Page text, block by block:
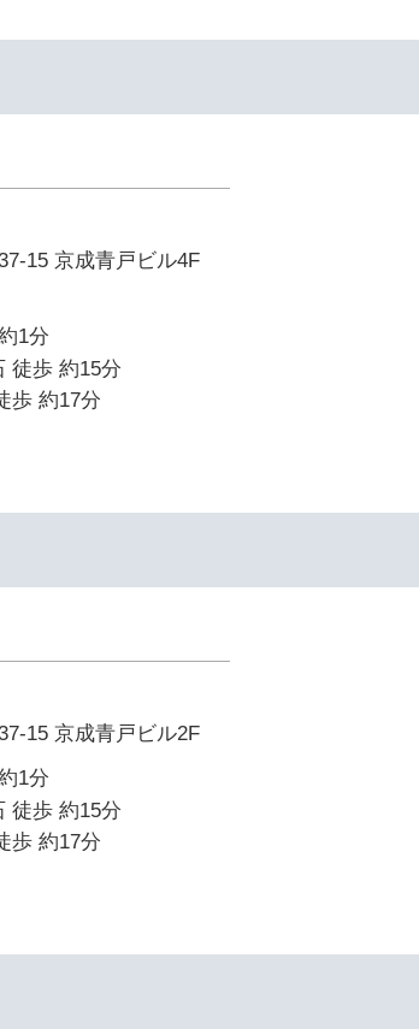
15 京成青戸ビル4F
1分
徒歩 約15分
歩 約17分
15 京成青戸ビル2F
1分
徒歩 約15分
歩 約17分